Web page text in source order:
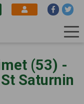
(53) -
Saturnin